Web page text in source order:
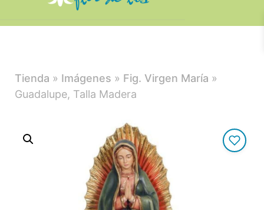
Tienda » Imágenes » Fig. Virgen María »
Guadalupe, Talla Madera